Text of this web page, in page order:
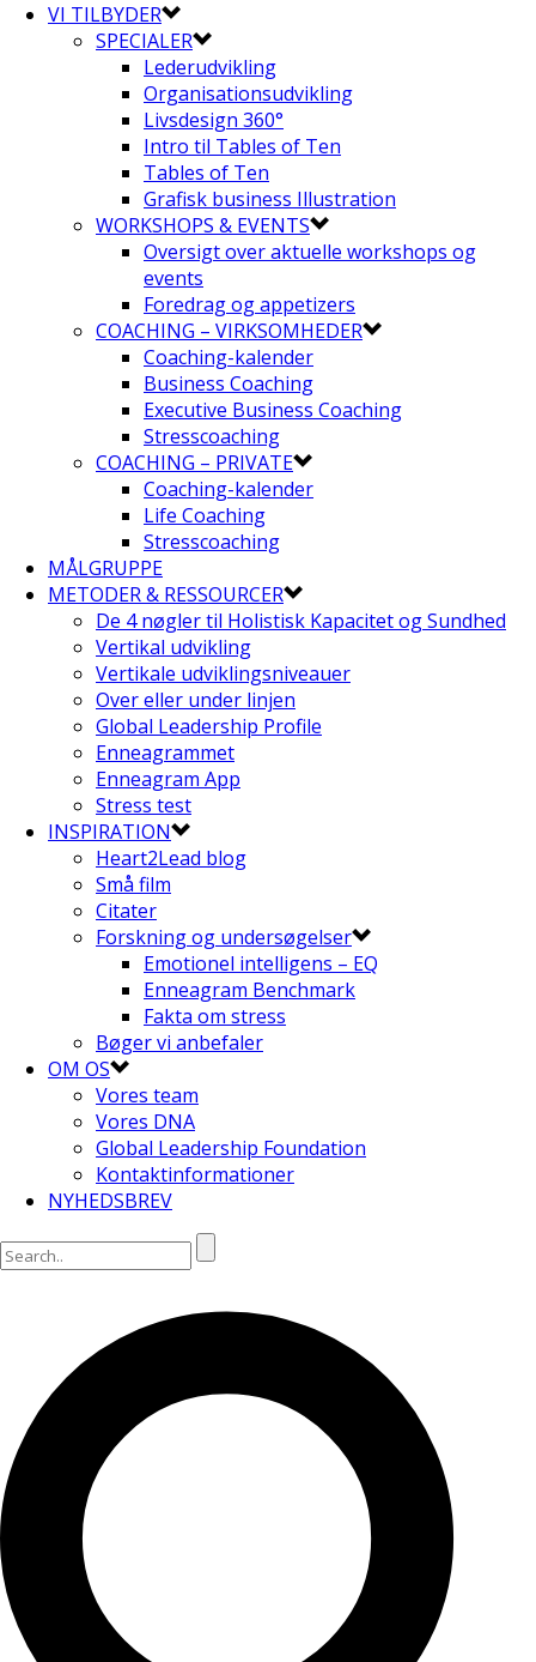
VI TILBYDER
SPECIALER
Lederudvikling
Organisationsudvikling
Livsdesign 360°
Intro til Tables of Ten
Tables of Ten
Grafisk business Illustration
WORKSHOPS & EVENTS
Oversigt over aktuelle workshops og
events
Foredrag og appetizers
COACHING – VIRKSOMHEDER
Coaching-kalender
Business Coaching
Executive Business Coaching
Stresscoaching
COACHING – PRIVATE
Coaching-kalender
Life Coaching
Stresscoaching
MÅLGRUPPE
METODER & RESSOURCER
De 4 nøgler til Holistisk Kapacitet og Sundhed
Vertikal udvikling
Vertikale udviklingsniveauer
Over eller under linjen
Global Leadership Profile
Enneagrammet
Enneagram App
Stress test
INSPIRATION
Heart2Lead blog
Små film
Citater
Forskning og undersøgelser
Emotionel intelligens – EQ
Enneagram Benchmark
Fakta om stress
Bøger vi anbefaler
OM OS
Vores team
Vores DNA
Global Leadership Foundation
Kontaktinformationer
NYHEDSBREV